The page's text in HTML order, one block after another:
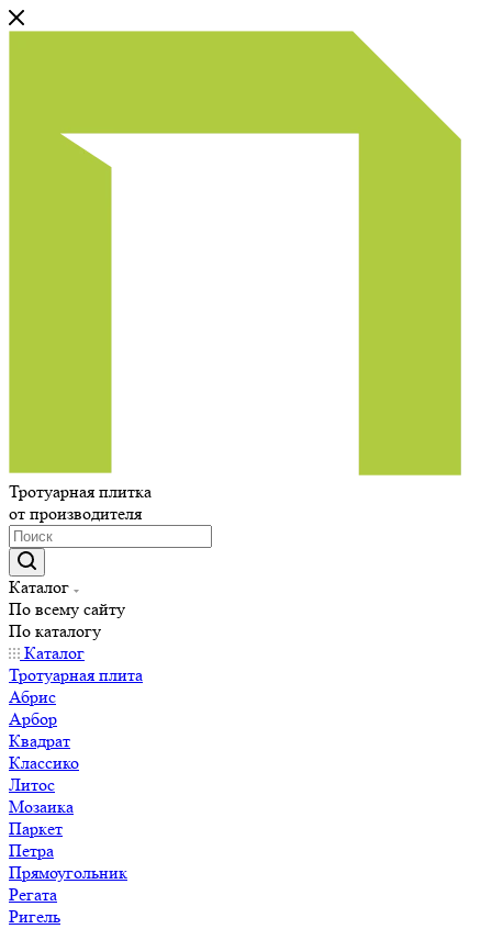
Тротуарная плитка
от производителя
Каталог
По всему сайту
По каталогу
Каталог
Тротуарная плита
Абрис
Арбор
Квадрат
Классико
Литос
Мозаика
Паркет
Петра
Прямоугольник
Регата
Ригель